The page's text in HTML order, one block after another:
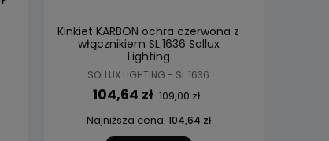
Kinkiet KARBON ochra czerwona z
włącznikiem SL.1636 Sollux
Lighting
SOLLUX LIGHTING - SL.1636
104,64 zł 109,00 zł
Najniższa cena:104,64 zł